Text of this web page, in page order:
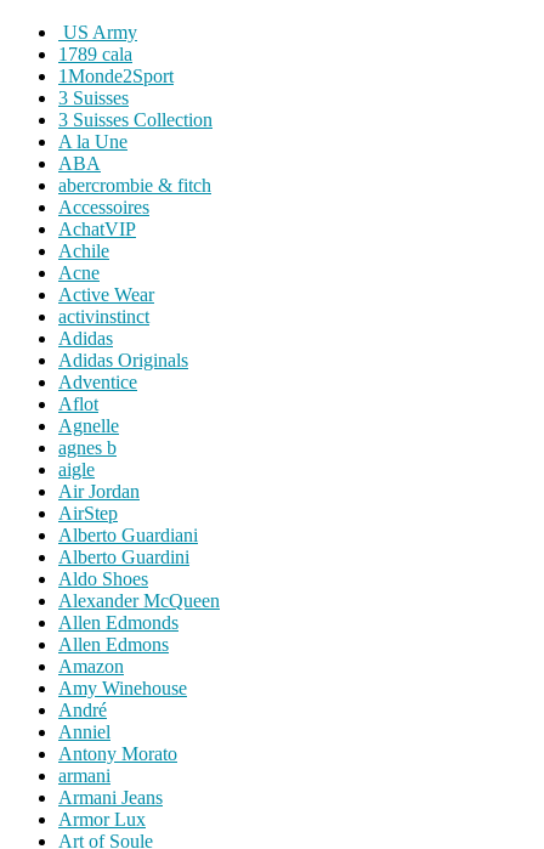
US Army
1789 cala
1Monde2Sport
3 Suisses
3 Suisses Collection
A la Une
ABA
abercrombie & fitch
Accessoires
AchatVIP
Achile
Acne
Active Wear
activinstinct
Adidas
Adidas Originals
Adventice
Aflot
Agnelle
agnes b
aigle
Air Jordan
AirStep
Alberto Guardiani
Alberto Guardini
Aldo Shoes
Alexander McQueen
Allen Edmonds
Allen Edmons
Amazon
Amy Winehouse
André
Anniel
Antony Morato
armani
Armani Jeans
Armor Lux
Art of Soule